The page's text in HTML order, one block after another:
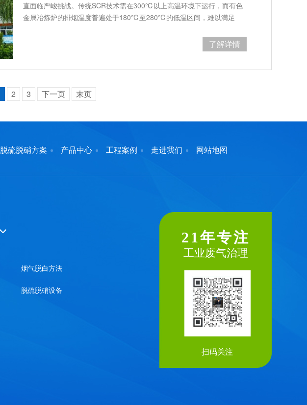
直面临严峻挑战。传统SCR技术需在300℃以上高温环境下运行，而有色
金属冶炼炉的排烟温度普遍处于180℃至280℃的低温区间，难以满足
了解详情
2 3 下一页 末页
脱硫脱硝方案 产品中心 工程案例 走进我们 网站地图
烟气脱白方法
脱硫脱硝设备
21年专注
工业废气治理
扫码关注